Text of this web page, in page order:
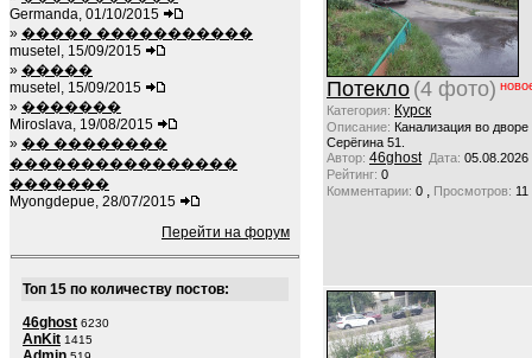
Germanda, 01/10/2015
» ����� �����������
musetel, 15/09/2015
» �����
musetel, 15/09/2015
» �������
Miroslava, 19/08/2015
» �� ��������
����������������
�������
Myongdepue, 28/07/2015
Перейти на форум
Топ 15 по количеству постов:
46ghost 6230
AnKit 1415
Потекло (4 фото)
Категория: Курск
Описание: Канализация во
Серёгина 51.
Автор: 46ghost Дата: 05.08.2026
Рейтинг: 0
Комментарии: 0 , Просмотров: 11